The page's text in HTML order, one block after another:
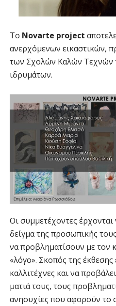
Το Novarte project
ανερχόμενων εικαστικών,
των Σχολών Καλών Τεχνών
ιδρυμάτων.
Οι συμμετέχοντες
δείγμα της προσωπικής
να προβληματίσουν με τον
«λόγο». Σκοπός της έκθεσης
καλλιτέχνες και να
ματιά τους, τους
ανησυχίες που αφορούν